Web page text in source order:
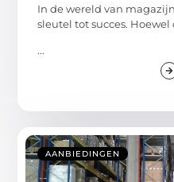
In de wereld van
sleutel tot succes.
...
AANBIEDINGEN